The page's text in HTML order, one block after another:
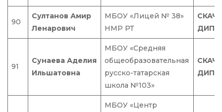
90
Султанов Амир
Ленарович
МБОУ «Лицей № 38»
НМР РТ
91
Сунаева Аделия
Ильшатовна
МБОУ «Средняя
общеобразовательная
русско-татарская
школа №103»
МБОУ «Центр